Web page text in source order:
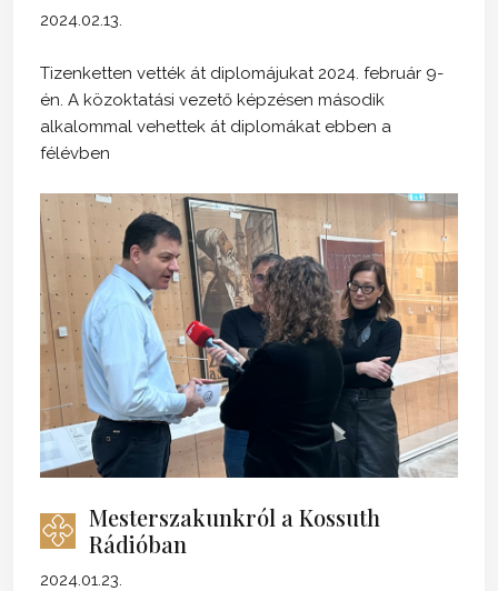
2024.02.13.
Tizenketten vették át diplomájukat 2024. február 9-
én. A közoktatási vezető képzésen második
alkalommal vehettek át diplomákat ebben a
félévben
Mesterszakunkról a Kossuth
Rádióban
2024.01.23.